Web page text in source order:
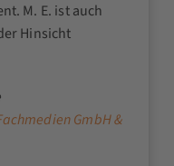
M. E. ist auch
Hinsicht
GmbH &